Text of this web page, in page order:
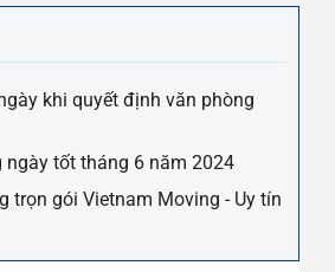
khi quyết định văn phòng
ngày tốt tháng 6 năm 2024
trọn gói Vietnam Moving - Uy tín